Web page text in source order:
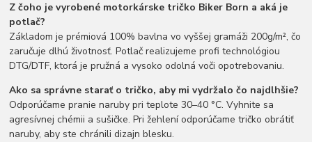
Z čoho je vyrobené motorkárske tričko Biker Born a aká je
potlač?
Základom je prémiová 100% bavlna vo vyššej gramáži 200g/m², čo
zaručuje dlhú životnosť. Potlač realizujeme profi technológiou
DTG/DTF, ktorá je pružná a vysoko odolná voči opotrebovaniu.
Ako sa správne starať o tričko, aby mi vydržalo čo najdlhšie?
Odporúčame pranie naruby pri teplote 30–40 °C. Vyhnite sa
agresívnej chémii a sušičke. Pri žehlení odporúčame tričko obrátiť
naruby, aby ste chránili dizajn blesku.